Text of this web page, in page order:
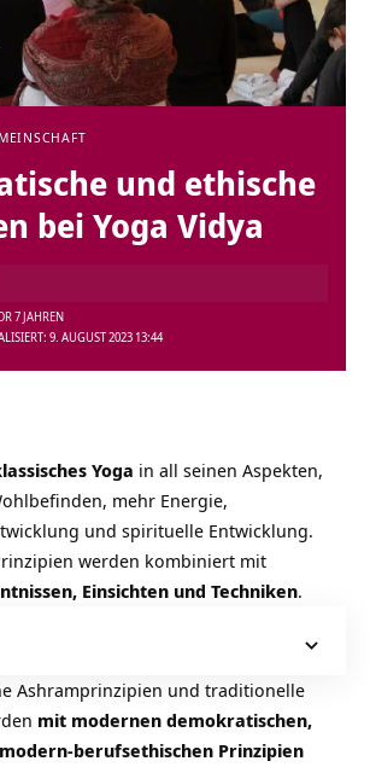
und ethische
bei Yoga Vidya
9. AUGUST 2023 13:44
7 JAHREN
Yoga in all seinen Aspekten,
mehr Energie,
und spirituelle Entwicklung.
werden kombiniert mit
Einsichten und Techniken.
Ashramprinzipien und traditionelle
mit modernen demokratischen,
berufsethischen Prinzipien